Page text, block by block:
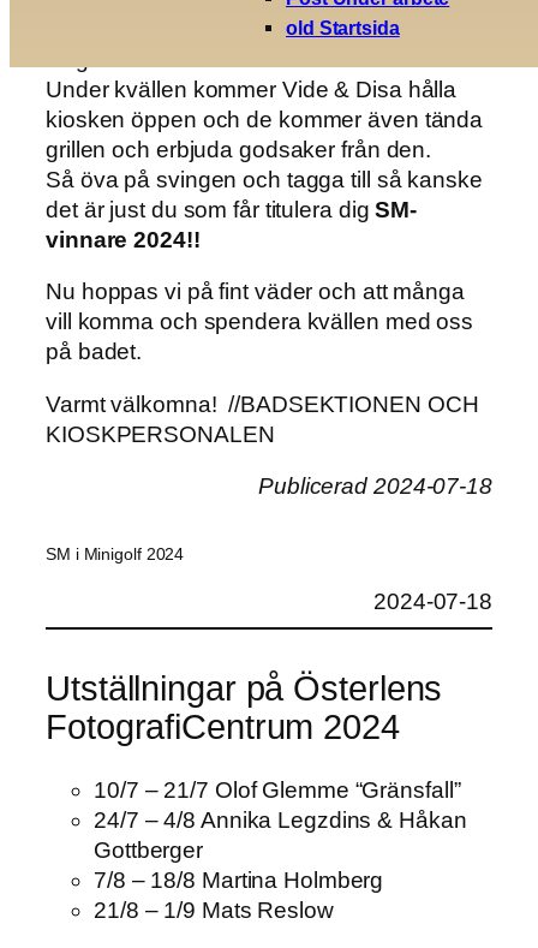
old Startsida
länge vi tycker det är roligt och inga grannar
Under kvällen kommer Vide & Disa hålla
kiosken öppen och de kommer även tända
grillen och erbjuda godsaker från den.
Så öva på svingen och tagga till så kanske
det är just du som får titulera digSM-
vinnare 2024!!
Nu hoppas vi på fint väder och att många
vill komma och spendera kvällen med oss
på badet.
Varmt välkomna! //BADSEKTIONEN OCH
KIOSKPERSONALEN
Publicerad 2024-07-18
SM i Minigolf 2024
2024-07-18
Utställningar på Österlens
FotografiCentrum 2024
10/7 – 21/7 Olof Glemme “Gränsfall”
24/7 – 4/8 Annika Legzdins & Håkan
Gottberger
7/8 – 18/8 Martina Holmberg
21/8 – 1/9 Mats Reslow